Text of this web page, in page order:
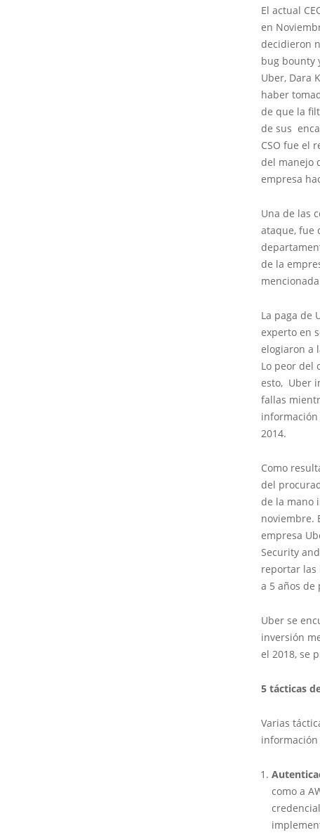
El actual
en
decidieron
bug bounty
Uber, Dara
haber
de que la
de sus
CSO fue el
del manejo
empresa
Una de las
ataque, fue
de la
La paga de
experto en
elogiaron a
Lo peor del
esto, Uber
fallas
2014.
Como
del
de la mano
noviembre.
empresa
Security
reportar las
a 5 años de
Uber se
inversión
el 2018, se
5 tácticas
Varias
como a